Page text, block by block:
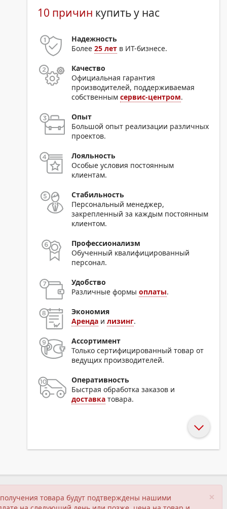
10 причин купить у нас
Надежность
Более25 лет в ИТ-бизнесе.
Качество
Официальная гарантия
производителей, поддерживаемая
собственнымсервис-центром.
Опыт
Большой опыт реализации различных
проектов.
Лояльность
Особые условия постоянным
клиентам.
Стабильность
Персональный менеджер,
закрепленный за каждым постоянным
клиентом.
Профессионализм
Обученный квалифицированный
персонал.
Удобство
Различные формыоплаты.
Экономия
Аренда илизинг.
Ассортимент
Только сертифицированный товар от
ведущих производителей.
Оперативность
Быстрая обработка заказов и
доставка товара.
×
товара будут подтверждены нашими